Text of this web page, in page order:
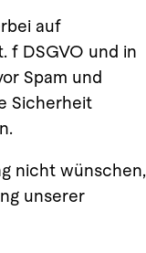
auf
f DSGVO und in
Spam und
Sicherheit
nicht wünschen,
unserer